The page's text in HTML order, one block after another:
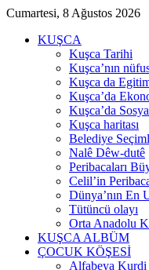
Cumartesi, 8 Ağustos 2026
KUŞCA
Kuşca Tarihi
Kuşca’nın nüfus
Kuşca da
Kuşca’da
Kuşca’da
Kuşca haritası
Belediye
Nalê Dêw-dutê
Peribacaları
Celil’in
Dünya’nın En
Tütüncü olayı
Orta Anadolu
KUŞCA ALBÜM
ÇOCUK KÖŞESİ
Alfabeya Kurdi